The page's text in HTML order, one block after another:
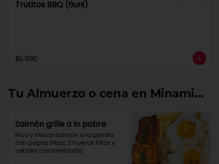
Trutitos BBQ (6uni)
$5.990
Tu Almuerzo o cena en Minami...
Salmón grille a lo pobre
Rico y fresco salmón a la parrilla
con papas fritas, 2 huevos fritos y
cebolla caramelizada